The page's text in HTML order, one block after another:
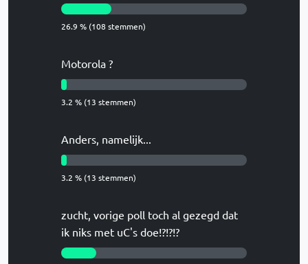
26.9 % (108 stemmen)
Motorola ?
3.2 % (13 stemmen)
Anders, namelijk...
3.2 % (13 stemmen)
zucht, vorige poll toch al gezegd dat
ik niks met uC's doe!?!?!?